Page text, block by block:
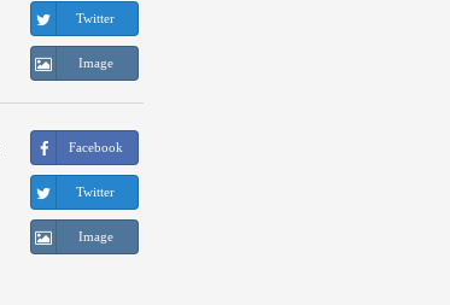
Twitter
Image
Facebook
Twitter
Image